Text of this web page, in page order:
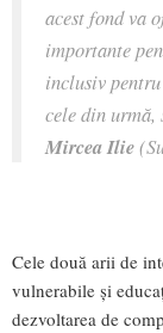
acest fond va
importante
inclusiv
cele din
Mircea Ilie
Cele două arii de
vulnerabile și
dezvoltarea de